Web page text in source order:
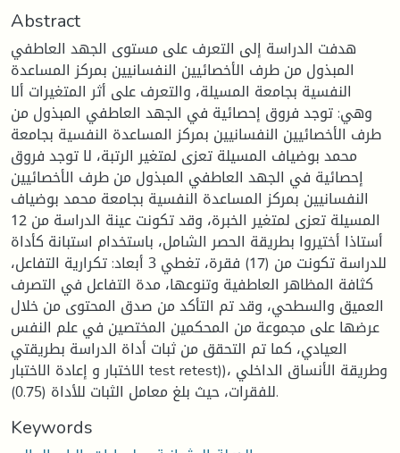
Abstract
هدفت الدراسة إلى التعرف على مستوى الجهد العاطفي
المبذول من طرف الأخصائيين النفسانيين بمركز المساعدة
النفسية بجامعة المسيلة، والتعرف على أثر المتغيرات ألا
وهي: توجد فروق إحصائية في الجهد العاطفي المبذول من
طرف الأخصائيين النفسانيين بمركز المساعدة النفسية بجامعة
محمد بوضياف المسيلة تعزى لمتغير الرتبة، لا توجد فروق
إحصائية في الجهد العاطفي المبذول من طرف الأخصائيين
النفسانيين بمركز المساعدة النفسية بجامعة محمد بوضياف
المسيلة تعزى لمتغير الخبرة، وقد تكونت عينة الدراسة من 12
أستاذا أختيروا بطريقة الحصر الشامل، باستخدام استبانة كأداة
للدراسة تكونت من (17) فقرة، تغطي 3 أبعاد: تكرارية التفاعل،
كثافة المظاهر العاطفية وتنوعها، مدة التفاعل في التصرف
العميق والسطحي، وقد تم التأكد من صدق المحتوى من خلال
عرضها على مجموعة من المحكمين المختصين في علم النفس
العيادي، كما تم التحقق من ثبات أداة الدراسة بطريقتي
الاختبار و إعادة الاختبار test retest))، وطريقة الأنساق الداخلي
للفقرات، حيث بلغ معامل الثبات للأداة (0.75).
Keywords